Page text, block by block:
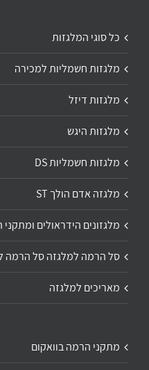
כל סוגי המלגזות
מלגזות חשמליות למכירה
מלגזות דיזל
מלגזות היגש
מלגזות חשמליות DS
מלגזה אדם הולך ST
מלגזונים הידראולים ומתקני
סל הרמה למלגזה סל הרמה
מאריכים למלגזה
מתקני הרמה בוואקום